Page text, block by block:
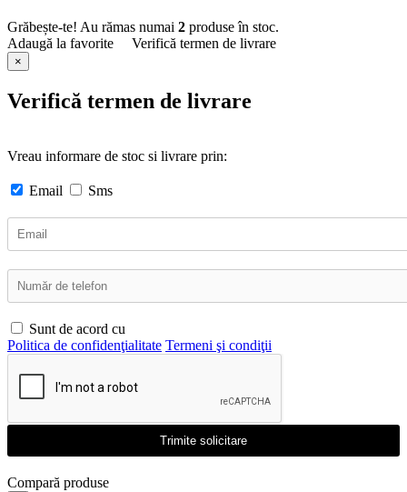
Grăbește-te! Au rămas numai 2 produse în stoc.
Adaugă la favorite
Verifică termen de livrare
×
Verifică termen de livrare
Vreau informare de stoc si livrare prin:
Email Sms
Sunt de acord cu
Politica de confidenţialitate Termeni şi condiţii
Trimite solicitare
Compară produse